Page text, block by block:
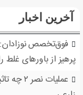
آخرین اخبار
فوق‌تخصص نوزادان:
پرهیز از باورهای غلط
عملیات